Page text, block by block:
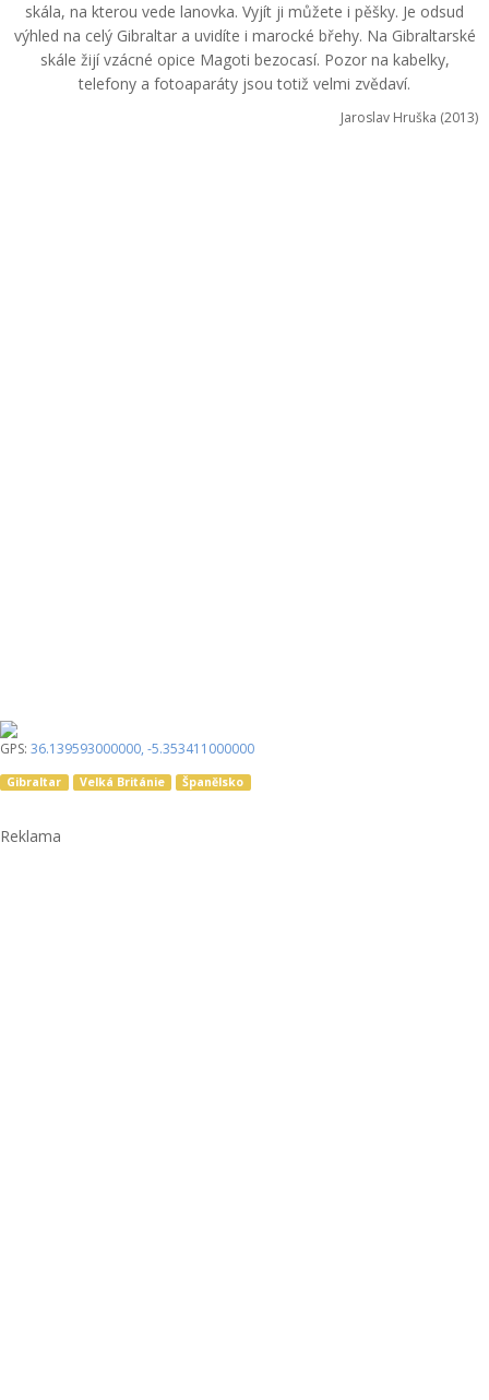
skála, na kterou vede lanovka. Vyjít ji můžete i pěšky. Je odsud
výhled na celý Gibraltar a uvidíte i marocké břehy. Na Gibraltarské
skále žijí vzácné opice Magoti bezocasí. Pozor na kabelky,
telefony a fotoaparáty jsou totiž velmi zvědaví.
Jaroslav Hruška (2013)
GPS: 36.139593000000, -5.353411000000
Gibraltar Velká Británie Španělsko
Reklama